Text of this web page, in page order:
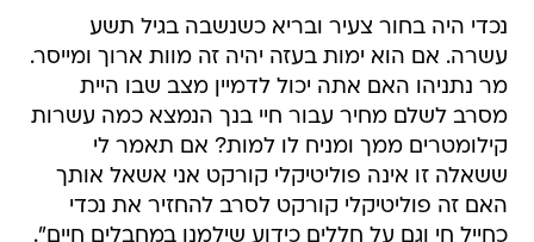
נכדי היה בחור צעיר ובריא כשנשבה בגיל תשע
עשרה. אם הוא ימות בעזה יהיה זה מוות ארוך ומייסר.
מר נתניהו האם אתה יכול לדמיין מצב שבו היית
מסרב לשלם מחיר עבור חיי בנך הנמצא כמה עשרות
קילומטרים ממך ומניח לו למות? אם תאמר לי
ששאלה זו אינה פוליטיקלי קורקט אני אשאל אותך
האם זה פוליטיקלי קורקט לסרב להחזיר את נכדי
כחייל חי וגם על חללים כידוע שילמנו במחבלים חיים".